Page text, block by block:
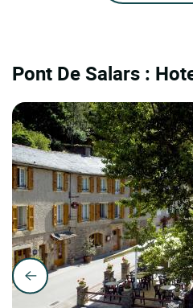
Pont De Salars :